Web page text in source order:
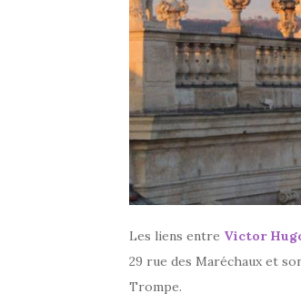
Les liens entre Victor
29 rue des Maréchaux et
Trompe.